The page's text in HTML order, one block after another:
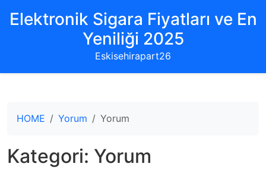
Elektronik Sigara Fiyatları ve En
Yeniliği 2025
Eskisehirapart26
HOME Yorum Yorum
Kategori: Yorum